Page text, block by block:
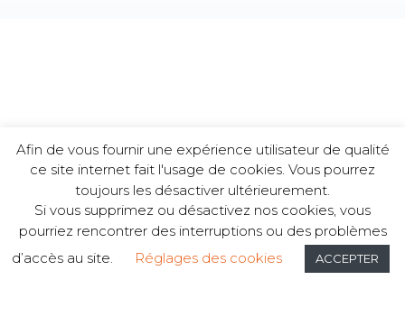
Une équipe à votre service
Notre philosophie
Notre équipe fera le maximum pour rendre chaque rendez-
Afin de vous fournir une expérience utilisateur de qualité
ce site internet fait l'usage de cookies. Vous pourrez
toujours les désactiver ultérieurement.
Si vous supprimez ou désactivez nos cookies, vous
pourriez rencontrer des interruptions ou des problèmes
d’accès au site.
Réglages des cookies ACCEPTER